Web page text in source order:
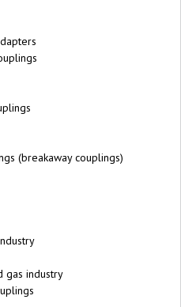
(breakaway couplings)
gas industry